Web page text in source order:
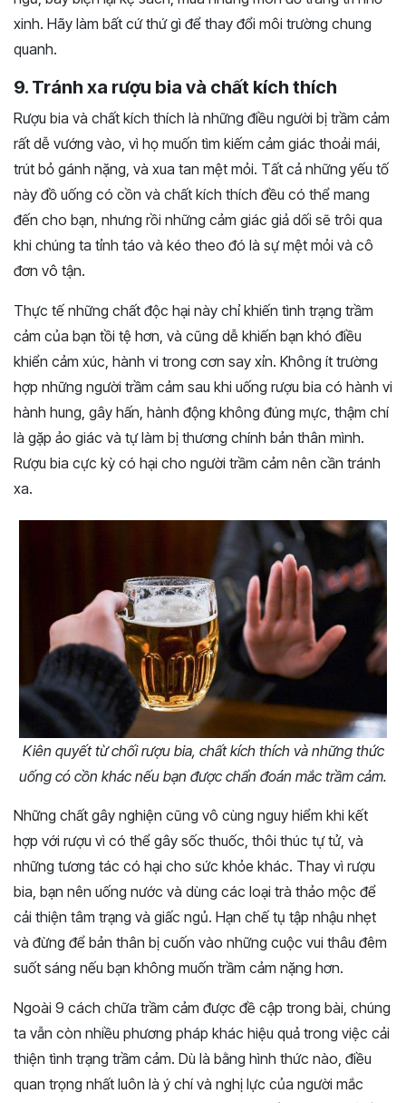
xinh. Hãy làm bất cứ thứ gì để thay đổi môi trường chung
quanh.
9. Tránh xa rượu bia và chất kích thích
Rượu bia và chất kích thích là những điều người bị trầm cảm
rất dễ vướng vào, vì họ muốn tìm kiếm cảm giác thoải mái,
trút bỏ gánh nặng, và xua tan mệt mỏi. Tất cả những yếu tố
này đồ uống có cồn và chất kích thích đều có thể mang
đến cho bạn, nhưng rồi những cảm giác giả dối sẽ trôi qua
khi chúng ta tỉnh táo và kéo theo đó là sự mệt mỏi và cô
đơn vô tận.
Thực tế những chất độc hại này chỉ khiến tình trạng trầm
cảm của bạn tồi tệ hơn, và cũng dễ khiến bạn khó điều
khiển cảm xúc, hành vi trong cơn say xỉn. Không ít trường
hợp những người trầm cảm sau khi uống rượu bia có hành vi
hành hung, gây hấn, hành động không đúng mực, thậm chí
là gặp ảo giác và tự làm bị thương chính bản thân mình.
Rượu bia cực kỳ có hại cho người trầm cảm nên cần tránh
xa.
Kiên quyết từ chối rượu bia, chất kích thích và những thức
uống có cồn khác nếu bạn được chẩn đoán mắc trầm cảm.
Những chất gây nghiện cũng vô cùng nguy hiểm khi kết
hợp với rượu vì có thể gây sốc thuốc, thôi thúc tự tử, và
những tương tác có hại cho sức khỏe khác. Thay vì rượu
bia, bạn nên uống nước và dùng các loại trà thảo mộc để
cải thiện tâm trạng và giấc ngủ. Hạn chế tụ tập nhậu nhẹt
và đừng để bản thân bị cuốn vào những cuộc vui thâu đêm
suốt sáng nếu bạn không muốn trầm cảm nặng hơn.
Ngoài 9 cách chữa trầm cảm được đề cập trong bài, chúng
ta vẫn còn nhiều phương pháp khác hiệu quả trong việc cải
thiện tình trạng trầm cảm. Dù là bằng hình thức nào, điều
quan trọng nhất luôn là ý chí và nghị lực của người mắc